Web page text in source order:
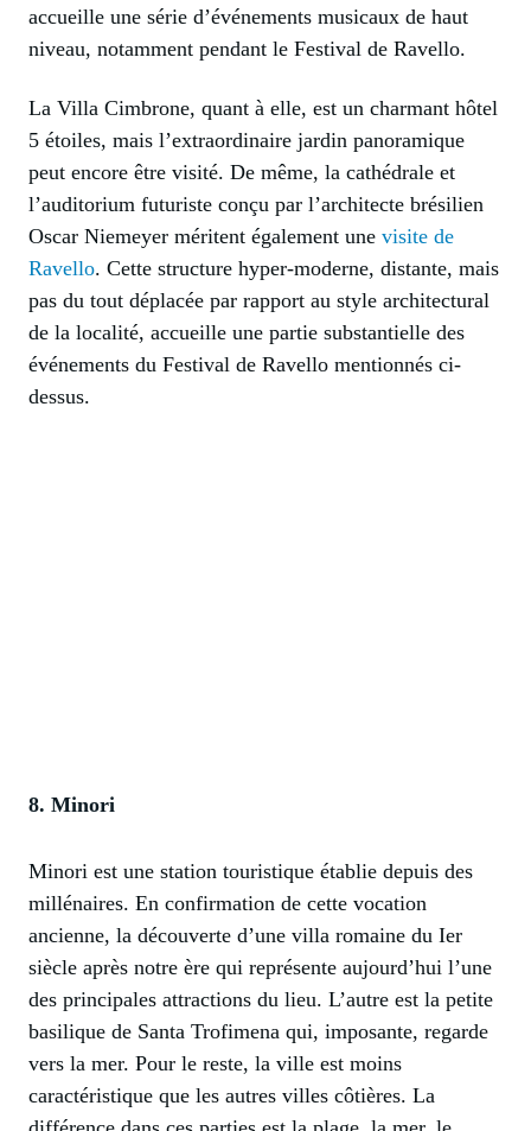
accueille une série d’événements musicaux de haut
niveau, notamment pendant le Festival de Ravello.
La Villa Cimbrone, quant à elle, est un charmant hôtel
5 étoiles, mais l’extraordinaire jardin panoramique
peut encore être visité. De même, la cathédrale et
l’auditorium futuriste conçu par l’architecte brésilien
Oscar Niemeyer méritent également une visite de
Ravello. Cette structure hyper-moderne, distante, mais
pas du tout déplacée par rapport au style architectural
de la localité, accueille une partie substantielle des
événements du Festival de Ravello mentionnés ci-
dessus.
8. Minori
Minori est une station touristique établie depuis des
millénaires. En confirmation de cette vocation
ancienne, la découverte d’une villa romaine du Ier
siècle après notre ère qui représente aujourd’hui l’une
des principales attractions du lieu. L’autre est la petite
basilique de Santa Trofimena qui, imposante, regarde
vers la mer. Pour le reste, la ville est moins
caractéristique que les autres villes côtières. La